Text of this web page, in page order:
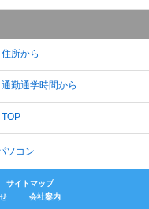
住所から
通勤通学時間から
TOP
ソコン
サイトマップ
会社案内